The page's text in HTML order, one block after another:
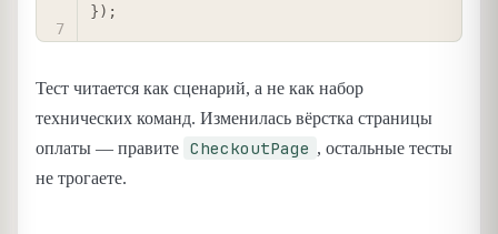
}) ;
Тест читается как сценарий, а не как набор
технических команд. Изменилась вёрстка страницы
оплаты — правите CheckoutPage , остальные тесты
не трогаете.